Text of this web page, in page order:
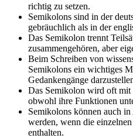
richtig zu setzen.
Semikolons sind in der
gebräuchlich als in der
Das Semikolon trennt
zusammengehören, aber
Beim Schreiben von
Semikolons ein wichtiges
Gedankengänge
Das Semikolon wird oft mit
obwohl ihre Funktionen
Semikolons können auch
werden, wenn die
enthalten.